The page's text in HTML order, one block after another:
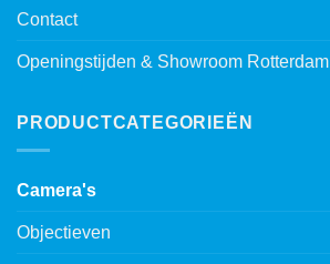
Contact
Openingstijden & Showroom Rotterdam
PRODUCTCATEGORIEËN
Camera's
Objectieven